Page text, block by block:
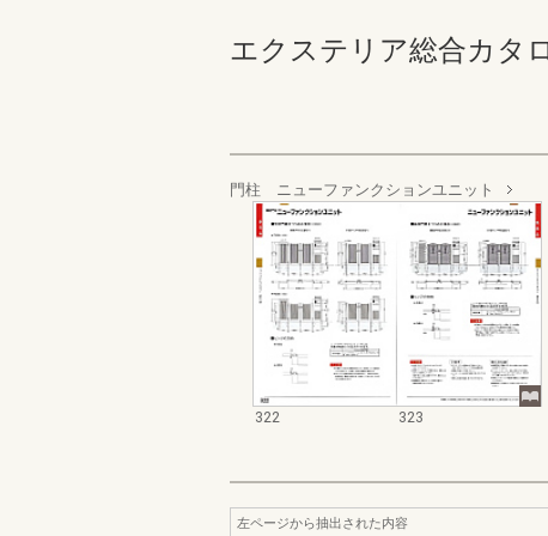
エクステリア総合カタ
門柱 ニューファンクションユニット
322 323
左ページから抽出された内容